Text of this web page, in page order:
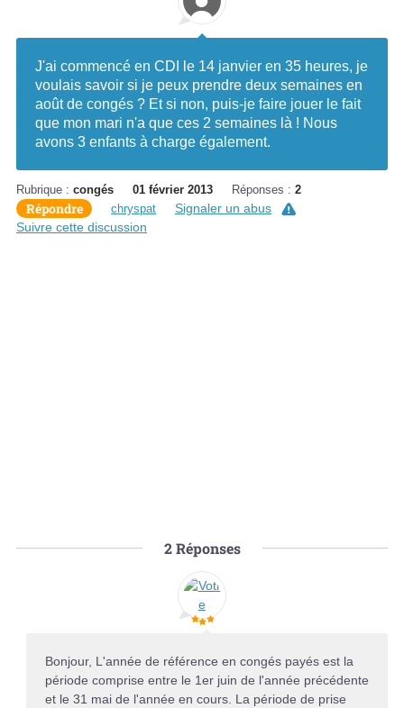
J'ai commencé en CDI le 14 janvier en 35 heures, je
voulais savoir si je peux prendre deux semaines en
août de congés ? Et si non, puis-je faire jouer le fait
que mon mari n'a que ces 2 semaines là ! Nous
avons 3 enfants à charge également.
Rubrique : congés 01 février 2013 Réponses : 2
Répondre chryspat
Signaler un abus
Suivre cette discussion
2Réponses
Bonjour, L'année de référence en congés payés est la
période comprise entre le 1er juin de l'année précédente
et le 31 mai de l'année en cours. La période de prise